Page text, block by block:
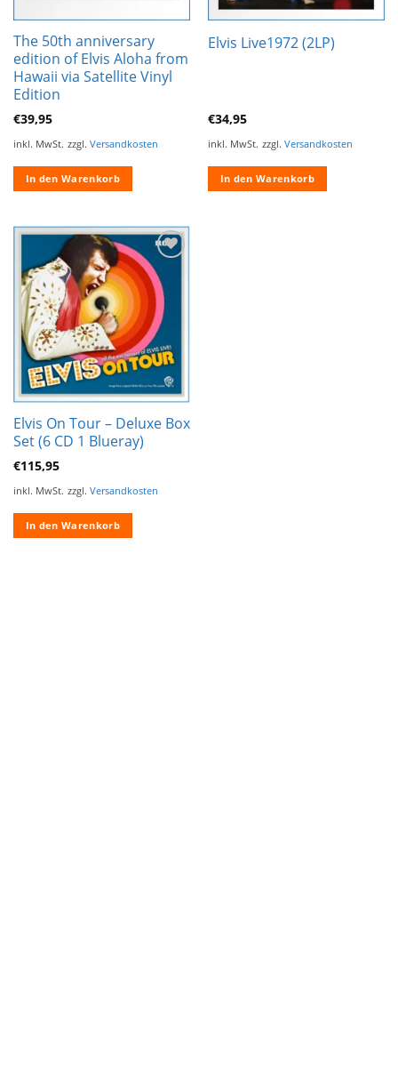
The 50th anniversary
edition of Elvis Aloha from
Hawaii via Satellite Vinyl
Edition
€39,95
inkl. MwSt. zzgl. Versandkosten
In den Warenkorb
Elvis Live1972 (2LP)
€34,95
inkl. MwSt. zzgl. Versandkosten
In den Warenkorb
Zur
Wunschliste
hinzufügen
Elvis On Tour – Deluxe Box
Set (6 CD 1 Blueray)
€115,95
inkl. MwSt. zzgl. Versandkosten
In den Warenkorb